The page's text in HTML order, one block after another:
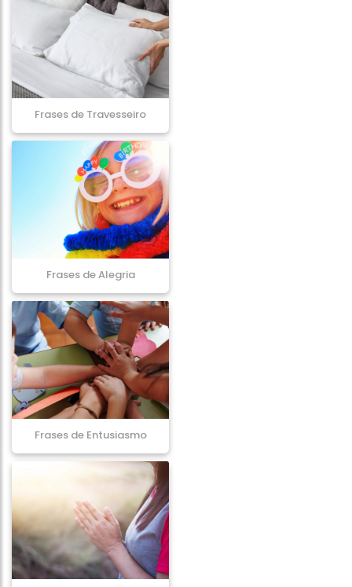
Frases de Travesseiro
Frases de Alegria
Frases de Entusiasmo